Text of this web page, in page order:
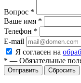
Вопрос *
Ваше имя *
Телефон *
E-mail
Я согласен на
* — Обязательные
Отправить Сбросить